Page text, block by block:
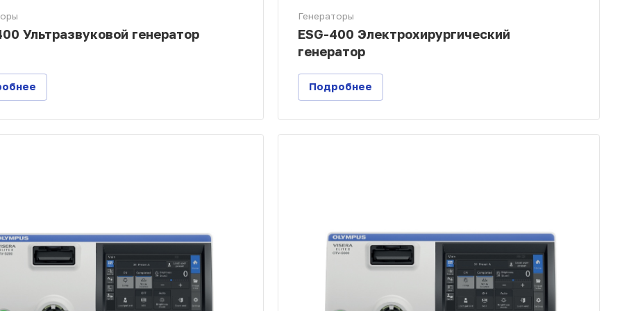
Ультразвуковой генератор
Генераторы
ESG-400 Электрохирургический
генератор
Подробнее